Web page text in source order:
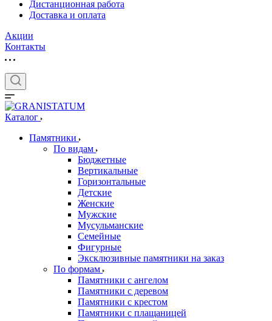
Дистанционная работа
Доставка и оплата
Акции
Контакты
Каталог
Памятники
По видам
Бюджетные
Вертикальные
Горизонтальные
Детские
Женские
Мужские
Мусульманские
Семейные
Фигурные
Эксклюзивные памятники на заказ
По формам
Памятники с ангелом
Памятники с деревом
Памятники с крестом
Памятники с плащаницей